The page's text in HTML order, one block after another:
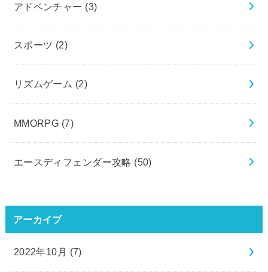
アドベンチャー (3)
スポーツ (2)
リズムゲーム (2)
MMORPG (7)
エースディフェンダー攻略 (50)
アーカイブ
2022年10月 (7)